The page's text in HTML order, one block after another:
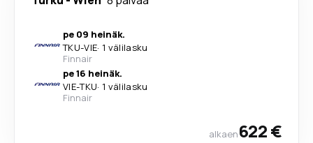
pe 09 heinäk.
TKU-VIE· 1 välilasku
Finnair
pe 16 heinäk.
VIE-TKU· 1 välilasku
Finnair
alkaen622 €